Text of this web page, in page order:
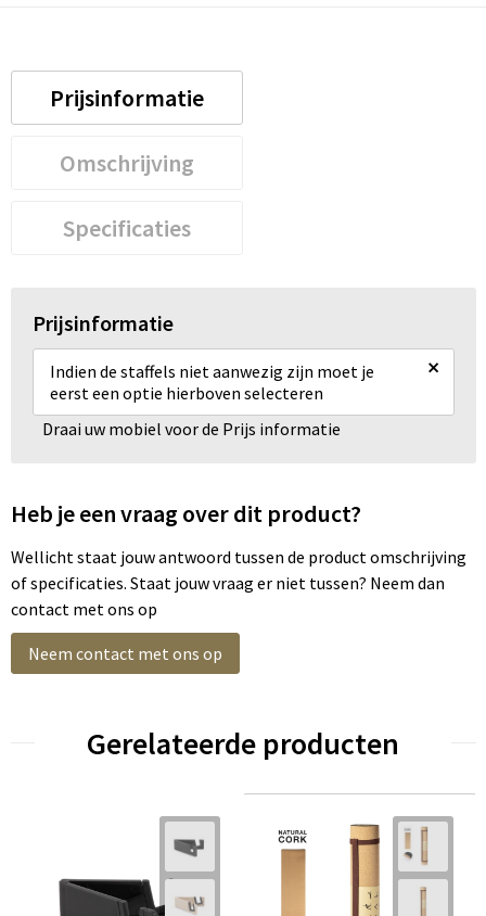
Prijsinformatie
Omschrijving
Specificaties
Prijsinformatie
Indien de staffels niet aanwezig zijn moet je
eerst een optie hierboven selecteren
×
Draai uw mobiel voor de Prijs informatie
Heb je een vraag over dit product?
Wellicht staat jouw antwoord tussen de product omschrijving
of specificaties. Staat jouw vraag er niet tussen? Neem dan
contact met ons op
Neem contact met ons op
Gerelateerde producten